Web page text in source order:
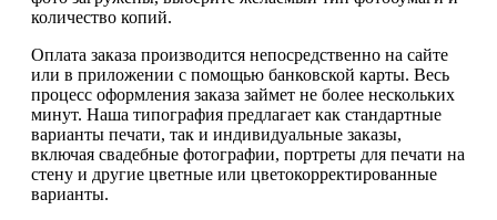
количество копий.
Оплата заказа производится непосредственно на сайте
или в приложении с помощью банковской карты. Весь
процесс оформления заказа займет не более нескольких
минут. Наша типография предлагает как стандартные
варианты печати, так и индивидуальные заказы,
включая свадебные фотографии, портреты для печати на
стену и другие цветные или цветокорректированные
варианты.